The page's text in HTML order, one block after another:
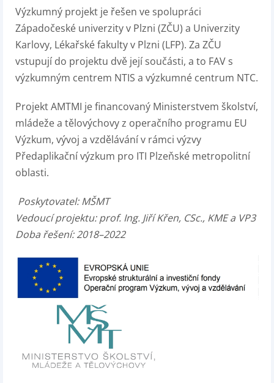
Výzkumný projekt je řešen ve spolupráci
Západočeské univerzity v Plzni (ZČU) a Univerzity
Karlovy, Lékařské fakulty v Plzni (LFP). Za ZČU
vstupují do projektu dvě její součásti, a to FAV s
výzkumným centrem NTIS a výzkumné centrum NTC.
Projekt AMTMI je financovaný Ministerstvem školství,
mládeže a tělovýchovy z operačního programu EU
Výzkum, vývoj a vzdělávání v rámci výzvy
Předaplikační výzkum pro ITI Plzeňské metropolitní
oblasti.
Poskytovatel: MŠMT
Vedoucí projektu: prof. Ing. Jiří Křen, CSc., KME a VP3
Doba řešení: 2018–2022